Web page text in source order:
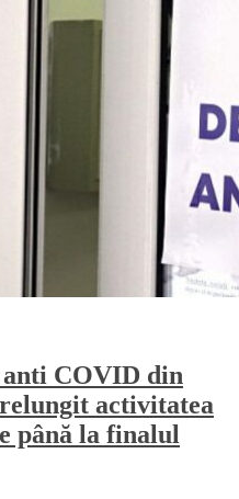
anti COVID din
activitatea
până la finalul